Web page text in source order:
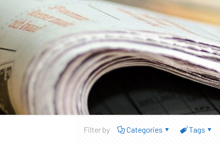
Filter by Categories Tags